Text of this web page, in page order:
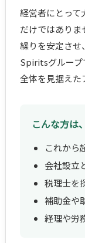
経営者にとって
だけではあり
繰りを安定させ
Spiritsグループ
全体を見据えた
こんな方は
これから
会社設立
税理士を
補助金や
経理や労